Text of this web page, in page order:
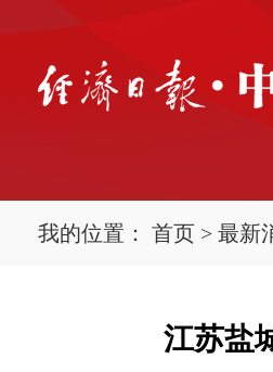
我的位置： 首页 > 最新
江苏盐